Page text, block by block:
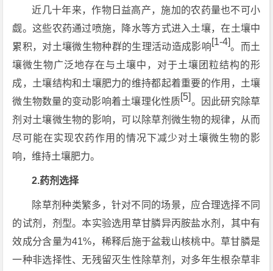
近几十年来，作物日益高产，施加的农药量也不可小
觑。这些农药通过喷施，降水等方式进入土壤，在土壤中
累积，对土壤微生物种群的生理活动造成影响[1-4]。而土
壤微生物广泛地存在与土壤中，对于土壤团粒结构的形
成，土壤结构和土壤肥力的维持都起着重要的作用，土壤
微生物数量的变动影响着土壤理化性质[5]。因此研究除草
剂对土壤微生物的影响，可以除草剂微生物的规律，从而
尽可能在实现农药作用的情况下减少对土壤微生物的影
响，维持土壤肥力。
2.药剂选择
除草剂种类繁多，针对不同的场景，应合理选择不同
的试剂，剂型。本实验选用草甘膦异丙胺盐水剂，其中有
效成分含量为41%，稀释后施于盆栽山核桃中。草甘膦是
一种非选择性、无残留灭生性除草剂，对多年生根杂草非